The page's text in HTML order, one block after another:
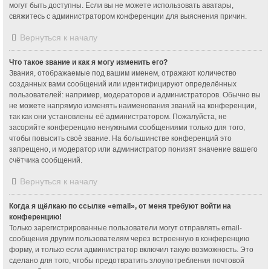
могут быть доступны. Если вы не можете использовать аватары,
свяжитесь с администратором конференции для выяснения причин.
Вернуться к началу
Что такое звание и как я могу изменить его?
Звания, отображаемые под вашим именем, отражают количество
созданных вами сообщений или идентифицируют определённых
пользователей: например, модераторов и администраторов. Обычно вы
не можете напрямую изменять наименования званий на конференции,
так как они установлены её администратором. Пожалуйста, не
засоряйте конференцию ненужными сообщениями только для того,
чтобы повысить своё звание. На большинстве конференций это
запрещено, и модератор или администратор понизят значение вашего
счётчика сообщений.
Вернуться к началу
Когда я щёлкаю по ссылке «email», от меня требуют войти на
конференцию!
Только зарегистрированные пользователи могут отправлять email-
сообщения другим пользователям через встроенную в конференцию
форму, и только если администратор включил такую возможность. Это
сделано для того, чтобы предотвратить злоупотребления почтовой